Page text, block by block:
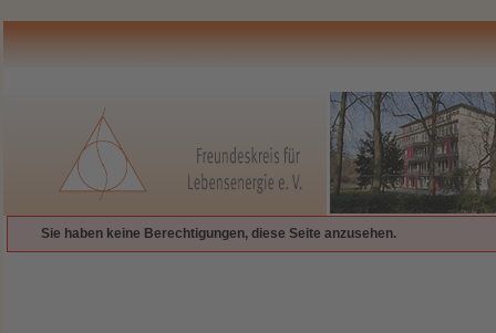
Sie haben keine Berechtigungen, diese Seite anzusehen.